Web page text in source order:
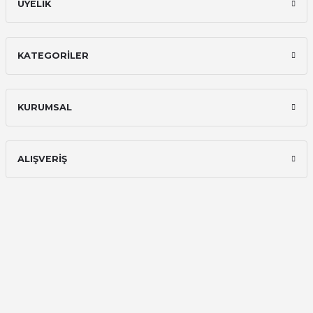
ÜYELİK
KATEGORİLER
KURUMSAL
ALIŞVERİŞ